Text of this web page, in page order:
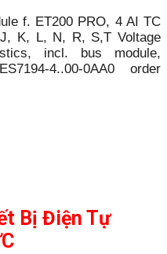
f. ET200 PRO, 4 AI TC
K, L, N, R, S,T Voltage
incl. bus module,
4..00-0AA0 order
Bị Điện Tự